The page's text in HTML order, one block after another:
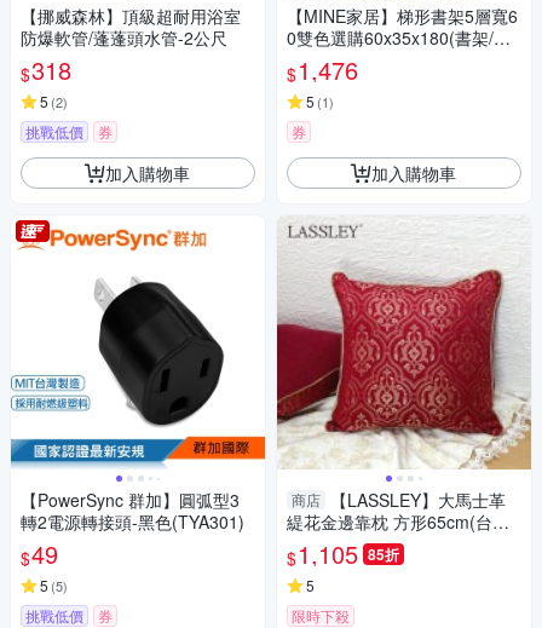
【挪威森林】頂級超耐用浴室
防爆軟管/蓬蓬頭水管-2公尺
$318
5 (2)
挑戰低價 券
加入購物車
【PowerSync 群加】圓弧型3
轉2電源轉接頭-黑色(TYA301)
$49
5 (5)
挑戰低價 券
【MINE家居】梯形書架5層寬6
0雙色選購60x35x180(書架/置
物架/展示架)
$1,476
5 (1)
券
加入購物車
商店
【LASSLEY】大馬士革
緹花金邊靠枕 方形65cm(台灣
製造 雙面質感抱枕)紅金色系歐
式宮廷風/喜慶宴客
$1,105 85折
5
限時下殺